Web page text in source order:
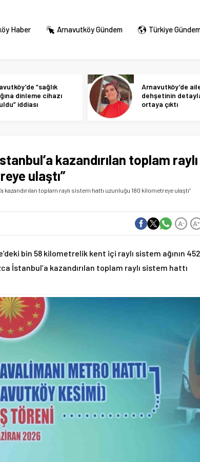
Haber Arnavutköy Gündem Türkiye
“sağlık
dinleme cihazı
iddiası
Arnavutköy’de
dehşetinin
ortaya çıktı
kazandırılan toplam raylı
ulaştı”
kazandırılan toplam raylı sistem hattı uzunluğu 180 kilometreye ulaştı”
A+
A-
bin 58 kilometrelik kent içi raylı sistem ağının 452
İstanbul’a kazandırılan toplam raylı sistem hattı